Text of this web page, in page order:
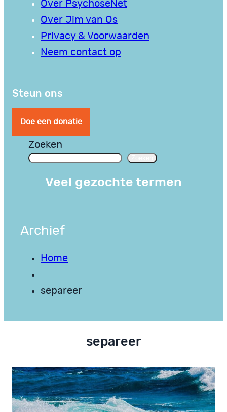
Over PsychoseNet
Over Jim van Os
Privacy & Voorwaarden
Neem contact op
Steun ons
Doe een donatie
Zoeken
Veel gezochte termen
Archief
Home
separeer
separeer